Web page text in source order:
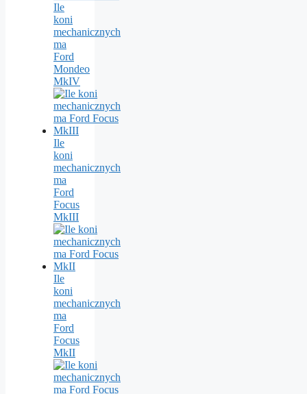
Ile
koni
mechanicznych
ma
Ford
Mondeo
MkIV
Ile
koni
mechanicznych
ma
Ford
Focus
MkIII
Ile
koni
mechanicznych
ma
Ford
Focus
MkII